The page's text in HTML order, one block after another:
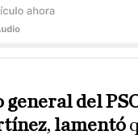
del
, lamentó